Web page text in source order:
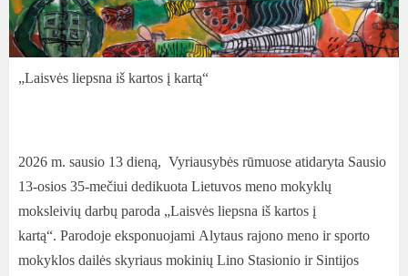
„Laisvės liepsna iš kartos į kartą“
2026 m. sausio 13 dieną, Vyriausybės rūmuose atidaryta Sausio
13-osios 35-mečiui dedikuota Lietuvos meno mokyklų
moksleivių darbų paroda „Laisvės liepsna iš kartos į
kartą“. Parodoje eksponuojami Alytaus rajono meno ir sporto
mokyklos dailės skyriaus mokinių Lino Stasionio ir Sintijos